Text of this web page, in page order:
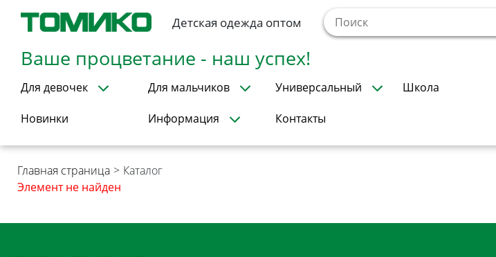
Детская одежда оптом
Ваше процветание - наш успех!
Для девочек Для мальчиков Универсальный Школа
Новинки Информация Контакты
Главная страница > Каталог
Элемент не найден